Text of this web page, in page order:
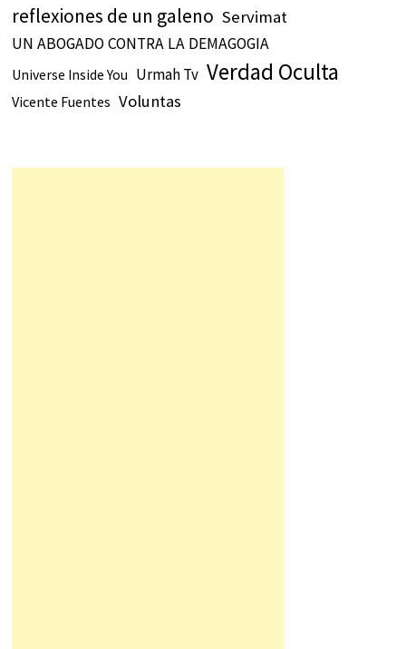
reflexiones de un galeno Servimat
UN ABOGADO CONTRA LA DEMAGOGIA
Universe Inside You Urmah Tv Verdad Oculta
Vicente Fuentes Voluntas